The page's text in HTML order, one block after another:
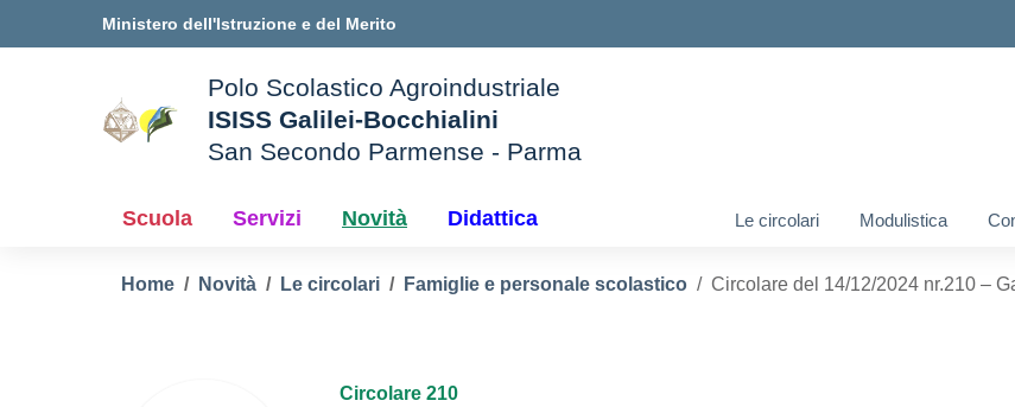
Ministero dell'Istruzione e del Merito
Polo Scolastico Agroindustriale
ISISS Galilei-Bocchialini
San Secondo Parmense - Parma
Scuola Servizi Novità Didattica Le circolari Modulistica
Home Novità Le circolari Famiglie e personale scolastico Circolare del 14/12/2024 nr.210 –
Circolare 210